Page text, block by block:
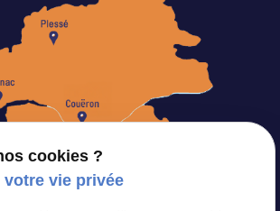
cookies ?
votre vie privée